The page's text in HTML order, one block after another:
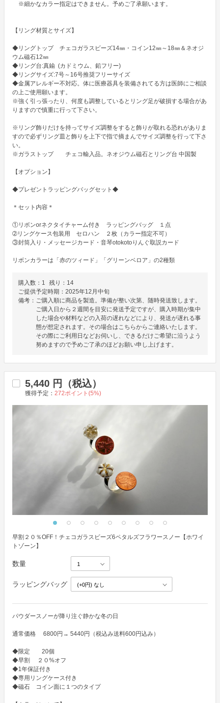
※細かなカラー指定はできません。予めご了承願います。
【リング材質とサイズ】
◆リングトップ　チェコガラスビーズ14㎜・コイン12㎜～18㎜＆ネオジ
ウム磁石12㎜
◆リング台:真鍮  (カドミウム、鉛フリー)
◆リングサイズ:7号～16号推奨フリーサイズ
◆金属アレルギー不対応。体に医療器具を装備されてる方は医師にご相談
の上ご使用願います。
※強く引っ張ったり、何度も調整しているとリング足が破損する場合があ
りますので慎重に行って下さい。
※リング飾りだけを持ってサイズ調整をすると飾りが取れる恐れがありま
すので必ずリング皿と飾りを上下で指で摘まんでサイズ調整を行って下さ
い。
※ガラストップ　　チェコ輸入品。ネオジウム磁石とリング台 中国製
【オプション】
◆プレゼントラッピングバッグセット◆
＊セット内容＊
①リボンorネクタイチャーム付き　ラッピングバッグ　１点
➁リングケース包装用　セロハン　２枚（カラー指定不可）
③封筒入り・メッセージカード・音琴otokotoりんぐ取説カード
リボンカラーは「赤のツィード」「グリーンベロア」の2種類
購入数： 1 残り： 14
ご提供予定時期： 2025年12月中旬
備考： ご購入順に商品を製造。準備が整い次第、随時発送致します。
ご購入日から２週間を目安に発送予定ですが、購入時期が集中
した場合や材料などの入荷の遅れなどにより、発送が遅れる事
態が想定されます。その場合はこちらからご連絡いたします。
その際にご利用日などお伺いし、できるだけご希望に沿うよう
努めますので予めご了承のほどお願い申し上げます。
5,440 円（税込）
獲得予定： 272ポイント(5%)
早割２０％OFF！チェコガラスビーズ6ペタルズフラワースノー【ホワイ
トゾーン】
数量
ラッピングバッグ
パウダースノーが降り注ぐ静かな冬の日
通常価格　 6800円→ 5440円（税込み送料600円込み）
◆限定　　20個
◆早割　 ２０%オフ
◆1年保証付き
◆専用リングケース付き
◆磁石　コイン面に１つのタイプ